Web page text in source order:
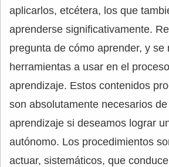
aplicarlos, etcétera, los que
aprenderse significativamente.
pregunta de cómo aprender, y se
herramientas a usar en el
aprendizaje. Estos contenidos
son absolutamente necesarios
aprendizaje si deseamos lograr
autónomo. Los procedimientos
actuar, sistemáticos, que